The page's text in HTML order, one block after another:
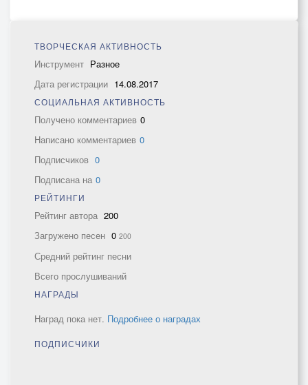
ТВОРЧЕСКАЯ АКТИВНОСТЬ
Инструмент Разное
Дата регистрации 14.08.2017
СОЦИАЛЬНАЯ АКТИВНОСТЬ
Получено комментариев 0
Написано комментариев 0
Подписчиков 0
Подписана на 0
РЕЙТИНГИ
Рейтинг автора 200
Загружено песен 0 200
Средний рейтинг песни
Всего прослушиваний
НАГРАДЫ
Наград пока нет. Подробнее о наградах
ПОДПИСЧИКИ